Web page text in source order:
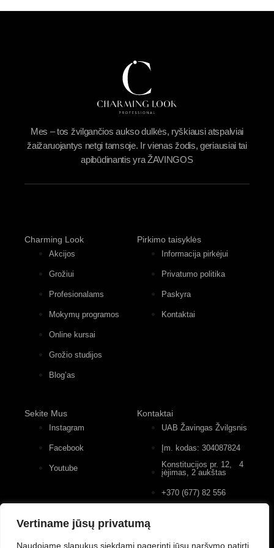
Vertiname jūsų privatumą
Naudojame slapukus siekdami pagerinti jūsų naršymo patirtį,
Mes – tos žvilgančios aukso dulkės, ryškiausi atspalviai
žaižaruojantys netgi tamsoje. Ir vienas žodis, geriausiai tai
apibūdinantis yra ŽAVINGOS
Charming Look
Akcijos
Grožiui
Profesionalams
Mokymų programos
Online kursai
Grožio studijos
Blog’as
Pirkimo taisyklės
Informacija pirkėjui
Privatumo politika
Paskyra
Kontaktai
Sekite Mus
Instagram
Facebook
Youtube
Kontaktai
UAB Žavingas Žvilgsnis
Įm. kodas: 304087824
Konstitucijos pr. 12, 4
įėjimas, 2 aukštas
+370 (677) 82 556